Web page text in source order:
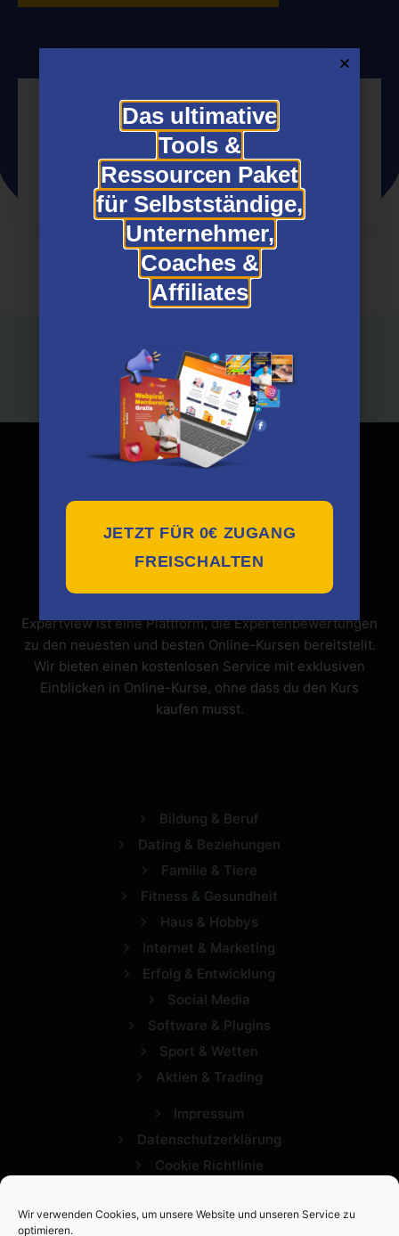
Wir verwenden Cookies, um unsere Website und unseren Service zu
optimieren.
Jetzt Partner werden
Expertview ist eine Plattform, die Expertenbewertungen
zu den neuesten und besten Online-Kursen bereitstellt.
Wir bieten einen kostenlosen Service mit exklusiven
Einblicken in Online-Kurse, ohne dass du den Kurs
kaufen musst.
Bildung & Beruf
Dating & Beziehungen
Familie & Tiere
Fitness & Gesundheit
Haus & Hobbys
Internet & Marketing
Erfolg & Entwicklung
Social Media
Software & Plugins
Sport & Wetten
Aktien & Trading
Impressum
Datenschutzerklärung
Cookie Richtlinie
Das ultimative
Tools &
Ressourcen Paket
für Selbstständige,
Unternehmer,
Coaches &
Affiliates
JETZT FÜR 0€ ZUGANG
FREISCHALTEN